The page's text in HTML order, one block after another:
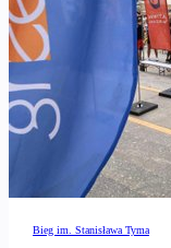
Bieg im. Stanisława Tyma